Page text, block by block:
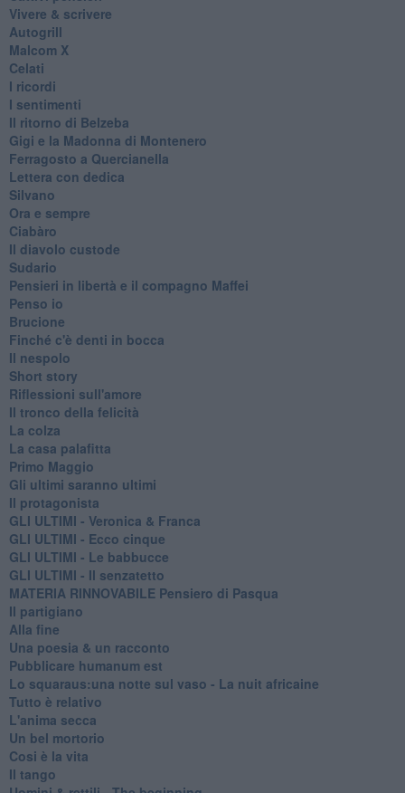
Vivere & scrivere
Autogrill
Malcom X
Celati
I ricordi
I sentimenti
Il ritorno di Belzeba
Gigi e la Madonna di Montenero
Ferragosto a Quercianella
Lettera con dedica
Silvano
Ora e sempre
Ciabàro
Il diavolo custode
Sudario
Pensieri in libertà e il compagno Maffei
Penso io
Brucione
Finché c'è denti in bocca
Il nespolo
Short story
Riflessioni sull'amore
Il tronco della felicità
La colza
La casa palafitta
Primo Maggio
Gli ultimi saranno ultimi
Il protagonista
GLI ULTIMI - Veronica & Franca
GLI ULTIMI - Ecco cinque
GLI ULTIMI - Le babbucce
GLI ULTIMI - Il senzatetto
MATERIA RINNOVABILE Pensiero di Pasqua
Il partigiano
Alla fine
Una poesia & un racconto
Pubblicare humanum est
Lo squaraus:una notte sul vaso - La nuit africaine
Tutto è relativo
L'anima secca
Un bel mortorio
Cosi è la vita
Il tango